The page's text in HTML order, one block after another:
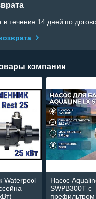
в течение 14 дней по
компании
Waterpool
Насос
SWPB300T c
префильтром